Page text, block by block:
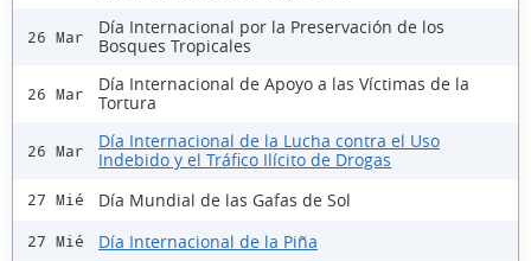
26 Mar
Día Internacional por la Preservación de los
Bosques Tropicales
26 Mar
Día Internacional de Apoyo a las Víctimas de la
Tortura
26 Mar
Día Internacional de la Lucha contra el Uso
Indebido y el Tráfico Ilícito de Drogas
27 Mié Día Mundial de las Gafas de Sol
27 Mié Día Internacional de la Piña